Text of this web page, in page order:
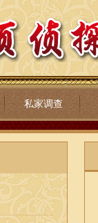
私家调查